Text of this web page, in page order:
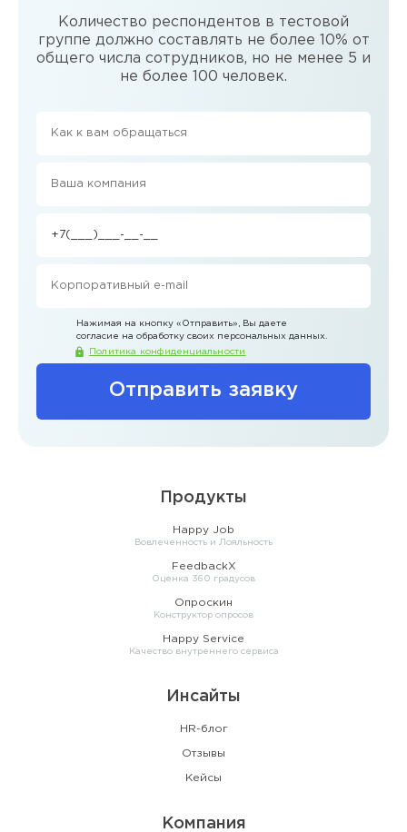
Количество респондентов в тестовой
группе должно составлять не более 10% от
общего числа сотрудников, но не менее 5 и
не более 100 человек.
Отправить заявку
Нажимая на кнопку «Отправить»
, Вы даете
согласие на обработку своих персональных данных.
Политика конфиденциальности
Продукты
Happy Job
Вовлеченность и Лояльность
FeedbackX
Оценка 360 градусов
Опроскин
Конструктор опросов
Happy Service
Качество внутреннего сервиса
Инсайты
HR-блог
Отзывы
Кейсы
Компания